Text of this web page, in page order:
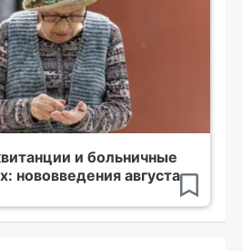
и больничные
нововведения августа